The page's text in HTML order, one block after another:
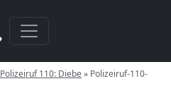
Polizeiruf 110: Diebe» Polizeiruf-110-